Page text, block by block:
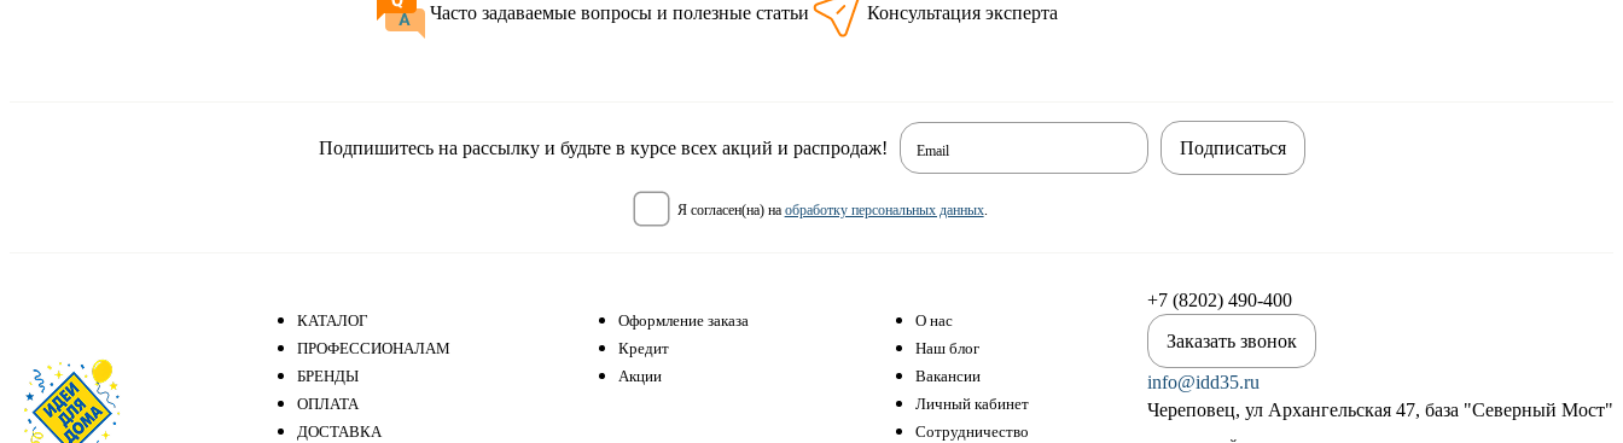
Часто задаваемые вопросы и полезные статьи Консультация эксперта
Подпишитесь на рассылку и будьте в курсе всех акций и распродаж! Email
я согласен(на) на обработку персональных данных.
Подписаться
КАТАЛОГ
ПРОФЕССИОНАЛАМ
БРЕНДЫ
ОПЛАТА
ДОСТАВКА
Оформление заказа
Кредит
Акции
О нас
Наш блог
Вакансии
Личный кабинет
Сотрудничество
+7 (8202) 490-400
Заказать звонок
info@idd35.ru
Череповец, ул Архангельская 47, база "Северный Мост"